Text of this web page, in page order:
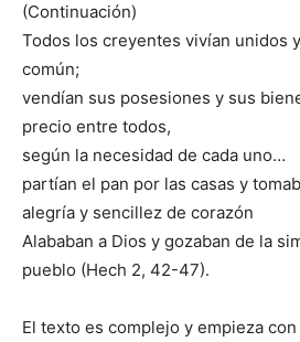
(Continuación)
Todos los creyentes vivían unidos
común;
vendían sus posesiones y sus
precio entre todos,
según la necesidad de cada uno…
partían el pan por las casas y
alegría y sencillez de corazón
Alababan a Dios y gozaban de la
pueblo (Hech 2, 42-47).
El texto es complejo y empieza